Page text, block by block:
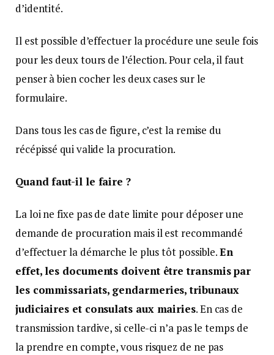
d’identité.
Il est possible d’effectuer la procédure une seule fois
pour les deux tours de l’élection. Pour cela, il faut
penser à bien cocher les deux cases sur le
formulaire.
Dans tous les cas de figure, c’est la remise du
récépissé qui valide la procuration.
Quand faut-il le faire ?
La loi ne fixe pas de date limite pour déposer une
demande de procuration mais il est recommandé
d’effectuer la démarche le plus tôt possible.En
effet, les documents doivent être transmis par
les commissariats, gendarmeries, tribunaux
judiciaires et consulats aux mairies. En cas de
transmission tardive, si celle-ci n’a pas le temps de
la prendre en compte, vous risquez de ne pas